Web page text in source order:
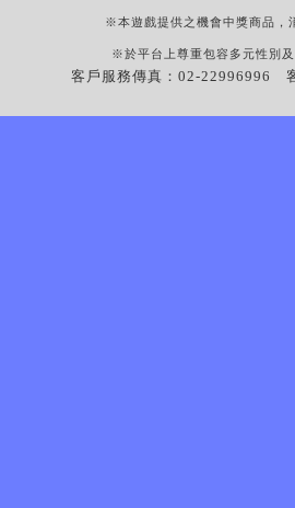
※本遊戲提供之機會中獎商品，
※於平台上尊重包容多元性別
客戶服務傳真：02-22996996